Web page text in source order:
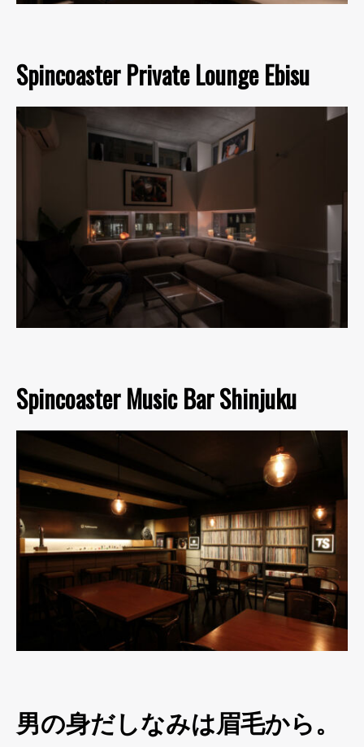
Spincoaster Private Lounge Ebisu
Spincoaster Music Bar Shinjuku
男の身だしなみは眉毛から。